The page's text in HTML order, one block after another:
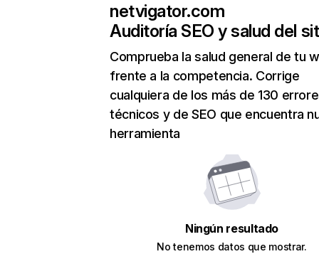
netvigator.com
Auditoría SEO y salud del
Comprueba la salud general de tu
frente a la competencia. Corrige
cualquiera de los más de 130
técnicos y de SEO que encuentra
herramienta
Ningún resultado
No tenemos datos que mostrar.